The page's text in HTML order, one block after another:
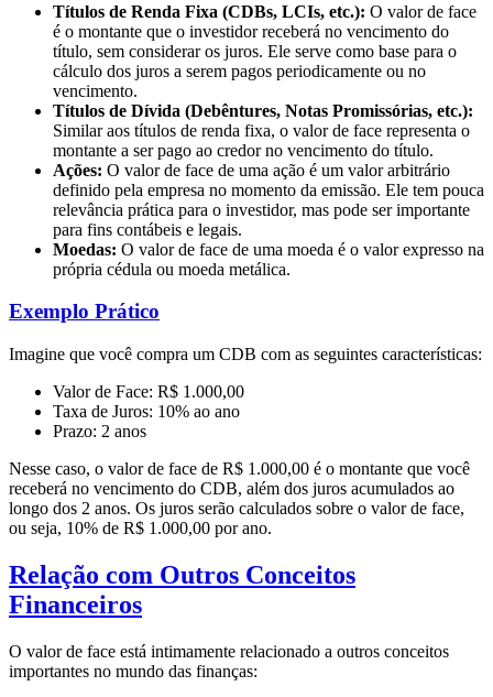
Títulos de Renda Fixa (CDBs, LCIs, etc.): O valor de face
é o montante que o investidor receberá no vencimento do
título, sem considerar os juros. Ele serve como base para o
cálculo dos juros a serem pagos periodicamente ou no
vencimento.
Títulos de Dívida (Debêntures, Notas Promissórias, etc.):
Similar aos títulos de renda fixa, o valor de face representa o
montante a ser pago ao credor no vencimento do título.
Ações: O valor de face de uma ação é um valor arbitrário
definido pela empresa no momento da emissão. Ele tem pouca
relevância prática para o investidor, mas pode ser importante
para fins contábeis e legais.
Moedas: O valor de face de uma moeda é o valor expresso na
própria cédula ou moeda metálica.
Exemplo Prático
Imagine que você compra um CDB com as seguintes características:
Valor de Face: R$ 1.000,00
Taxa de Juros: 10% ao ano
Prazo: 2 anos
Nesse caso, o valor de face de R$ 1.000,00 é o montante que você
receberá no vencimento do CDB, além dos juros acumulados ao
longo dos 2 anos. Os juros serão calculados sobre o valor de face,
ou seja, 10% de R$ 1.000,00 por ano.
Relação com Outros Conceitos
Financeiros
O valor de face está intimamente relacionado a outros conceitos
importantes no mundo das finanças: